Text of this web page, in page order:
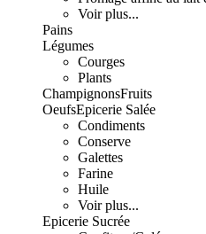
Voir plus...
Pains
Légumes
Courges
Plants
ChampignonsFruits
OeufsEpicerie Salée
Condiments
Conserve
Galettes
Farine
Huile
Voir plus...
Epicerie Sucrée